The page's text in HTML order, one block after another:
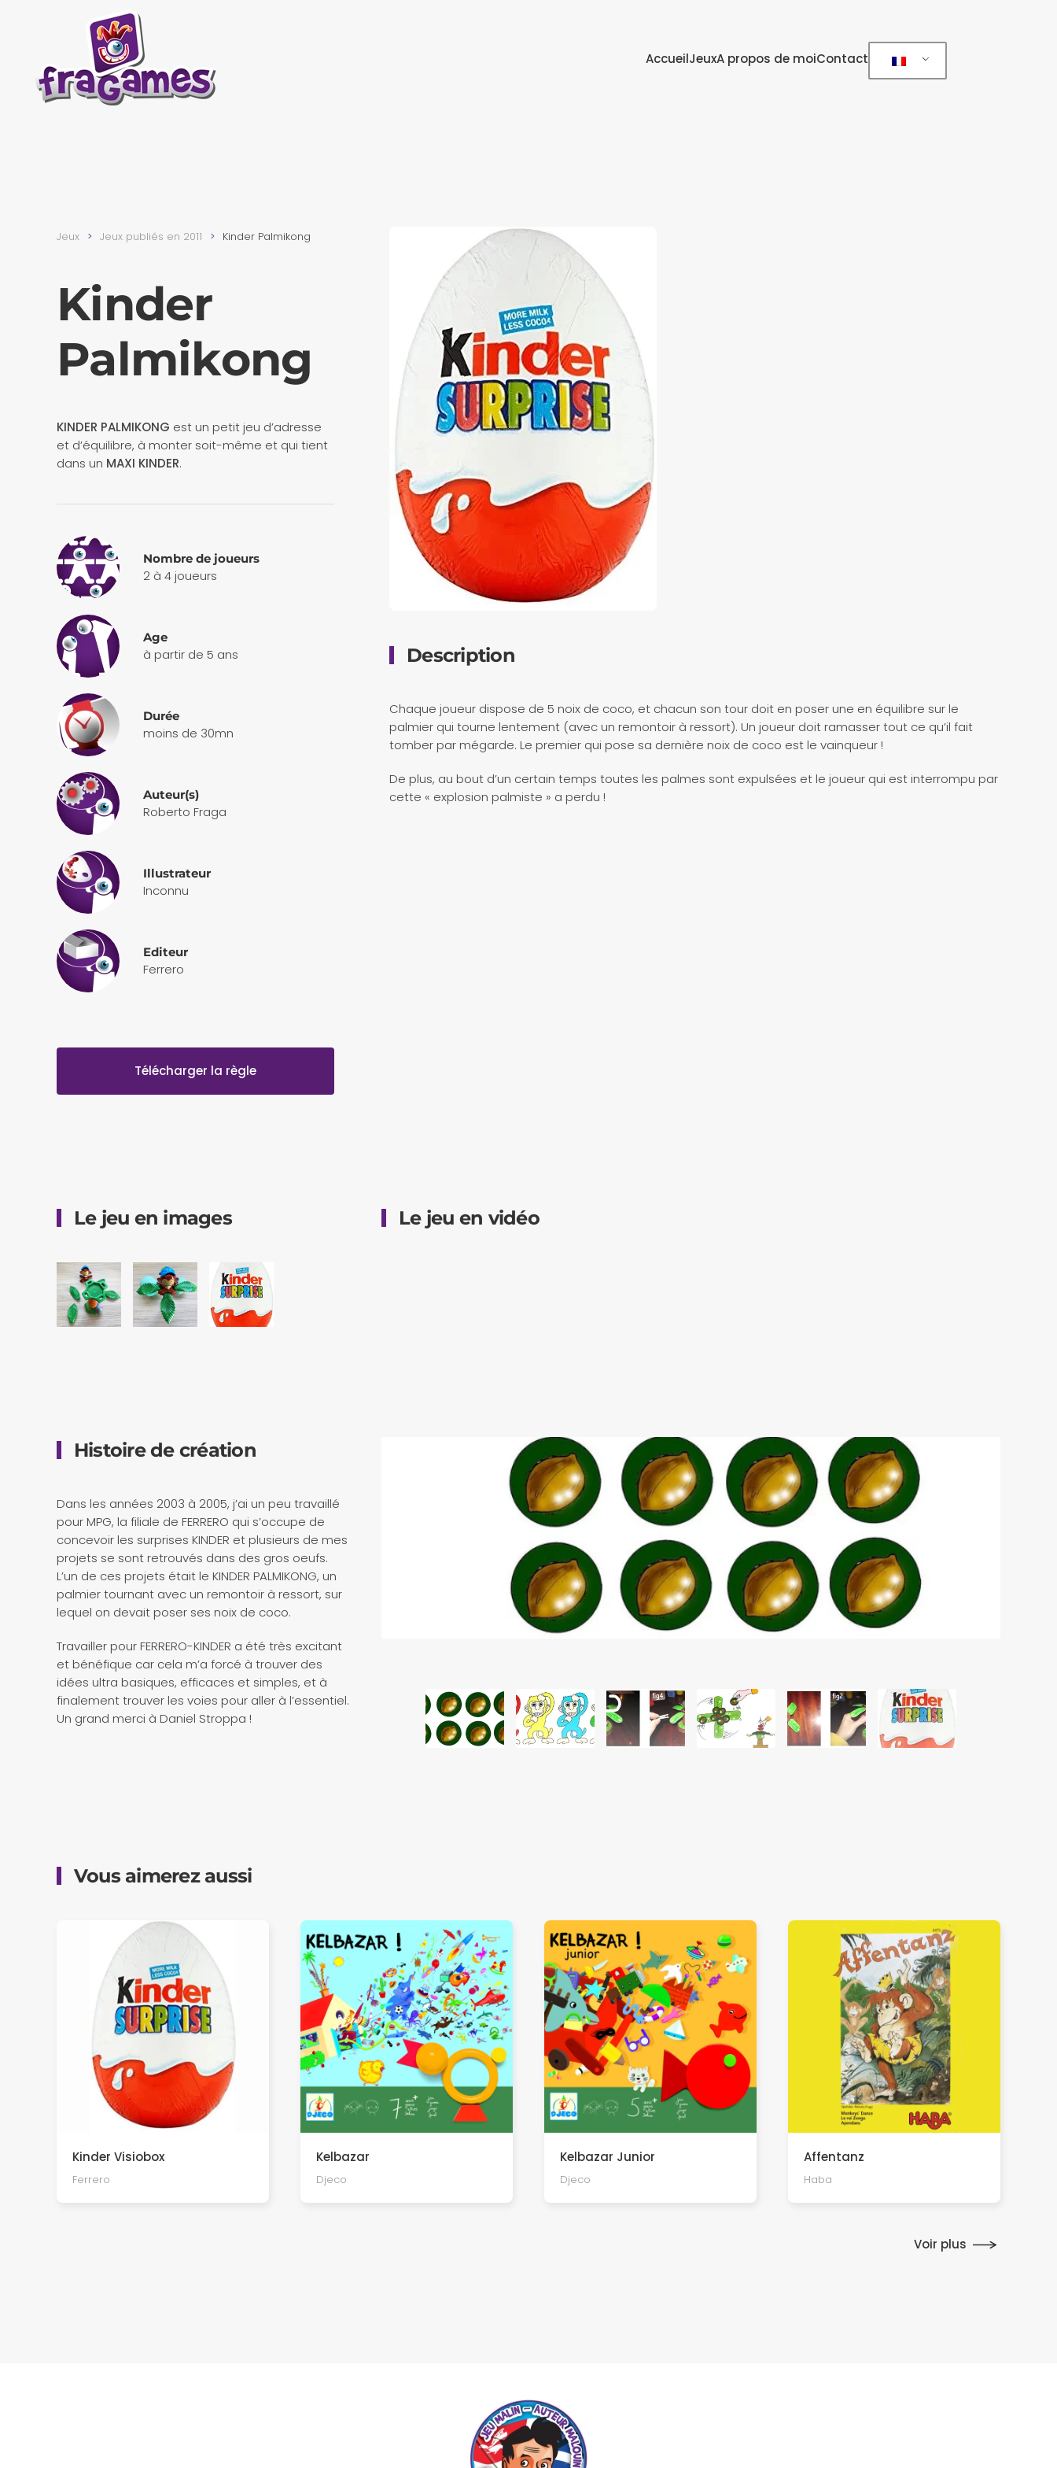
Skip to main content
AccueilJeuxA propos de moiContact
Jeux Jeux publiés en 2011 Kinder Palmikong
Kinder
Palmikong
KINDER PALMIKONG est un petit jeu d’adresse
et d’équilibre, à monter soit-même et qui tient
dans un MAXI KINDER.
Nombre de joueurs
2 à 4 joueurs
Age
à partir de 5 ans
Durée
moins de 30mn
Auteur(s)
Roberto Fraga
Illustrateur
Inconnu
Editeur
Ferrero
Télécharger la règle
Description
Chaque joueur dispose de 5 noix de coco, et chacun son tour doit en poser une en équilibre sur le
palmier qui tourne lentement (avec un remontoir à ressort). Un joueur doit ramasser tout ce qu’il fait
tomber par mégarde. Le premier qui pose sa dernière noix de coco est le vainqueur !
De plus, au bout d’un certain temps toutes les palmes sont expulsées et le joueur qui est interrompu par
cette « explosion palmiste » a perdu !
Le jeu en images Le jeu en vidéo
Histoire de création
Dans les années 2003 à 2005, j’ai un peu travaillé
pour MPG, la filiale de FERRERO qui s’occupe de
concevoir les surprises KINDER et plusieurs de mes
projets se sont retrouvés dans des gros oeufs.
L’un de ces projets était le KINDER PALMIKONG, un
palmier tournant avec un remontoir à ressort, sur
lequel on devait poser ses noix de coco.
Travailler pour FERRERO-KINDER a été très excitant
et bénéfique car cela m’a forcé à trouver des
idées ultra basiques, efficaces et simples, et à
finalement trouver les voies pour aller à l’essentiel.
Un grand merci à Daniel Stroppa !
Vous aimerez aussi
Kinder Visiobox
Ferrero
Kelbazar
Djeco
Kelbazar Junior
Djeco
Affentanz
Haba
Voir plus